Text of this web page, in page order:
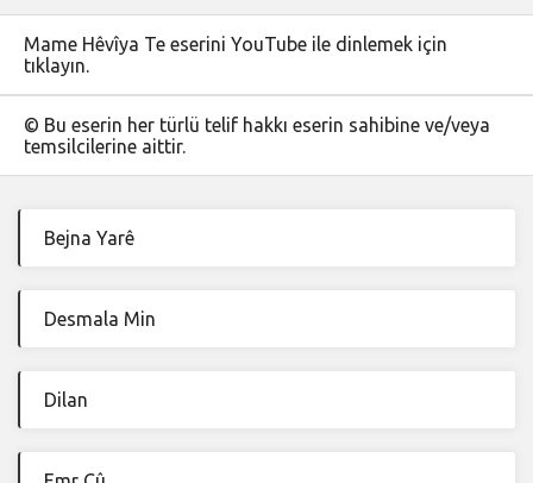
Mame Hêvîya Te eserini YouTube ile dinlemek için
tıklayın.
© Bu eserin her türlü telif hakkı eserin sahibine ve/veya
temsilcilerine aittir.
Bejna Yarê
Desmala Min
Dilan